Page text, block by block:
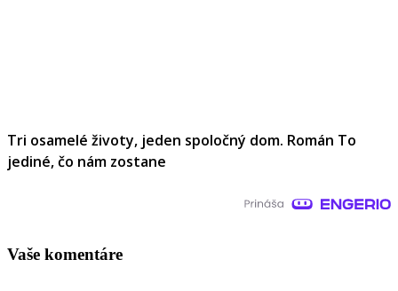
Tri osamelé životy, jeden spoločný dom. Román To
jediné, čo nám zostane
Vaše komentáre